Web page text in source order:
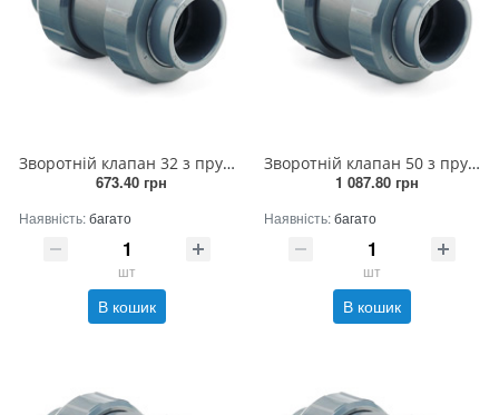
Зворотній клапан 32 з пружиною
673.40 грн
Наявність:багато
шт
В кошик
Зворотній клапан 50 з пружиною
1 087.80 грн
Наявність:багато
шт
В кошик